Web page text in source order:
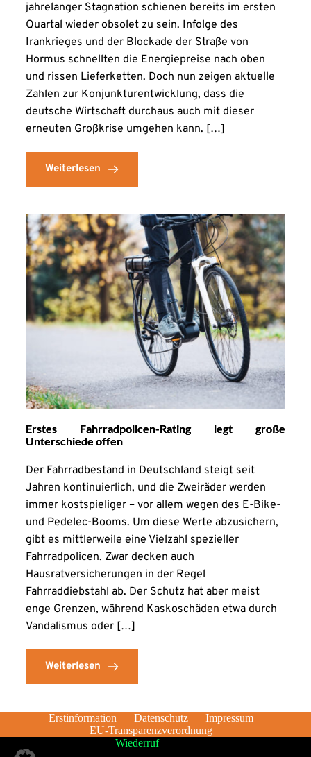
jahrelanger Stagnation schienen bereits im ersten
Quartal wieder obsolet zu sein. Infolge des
Irankrieges und der Blockade der Straße von
Hormus schnellten die Energiepreise nach oben
und rissen Lieferketten. Doch nun zeigen aktuelle
Zahlen zur Konjunkturentwicklung, dass die
deutsche Wirtschaft durchaus auch mit dieser
erneuten Großkrise umgehen kann. […]
Weiterlesen
Erstes Fahrradpolicen-Rating legt große
Unterschiede offen
Der Fahrradbestand in Deutschland steigt seit
Jahren kontinuierlich, und die Zweiräder werden
immer kostspieliger – vor allem wegen des E-Bike-
und Pedelec-Booms. Um diese Werte abzusichern,
gibt es mittlerweile eine Vielzahl spezieller
Fahrradpolicen. Zwar decken auch
Hausratversicherungen in der Regel
Fahrraddiebstahl ab. Der Schutz hat aber meist
enge Grenzen, während Kaskoschäden etwa durch
Vandalismus oder […]
Weiterlesen
Erstinformation Datenschutz
Impressum
EU-Transparenzverordnung
Wiederruf